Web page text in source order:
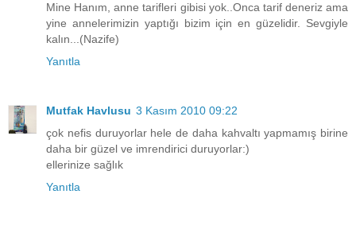
Mine Hanım, anne tarifleri gibisi yok..Onca tarif deneriz ama
yine annelerimizin yaptığı bizim için en güzelidir. Sevgiyle
kalın...(Nazife)
Yanıtla
Mutfak Havlusu 3 Kasım 2010 09:22
çok nefis duruyorlar hele de daha kahvaltı yapmamış birine
daha bir güzel ve imrendirici duruyorlar:)
ellerinize sağlık
Yanıtla